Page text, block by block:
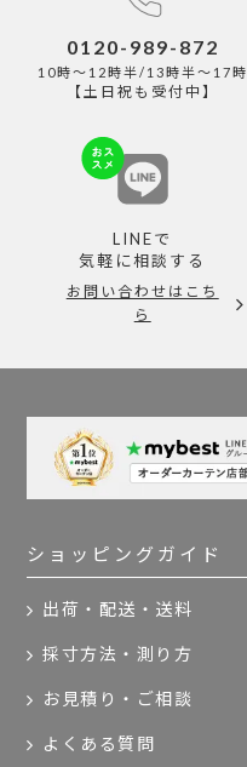
0120-989-872
10時～12時半/13時半～17時
【土日祝も受付中】
LINEで
気軽に相談する
お問い合わせはこち
ら
ショッピングガイド
出荷・配送・送料
採寸方法・測り方
お見積り・ご相談
よくある質問